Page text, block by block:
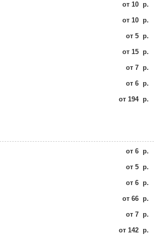
от 10 р.
от 10 р.
от 5 р.
от 15 р.
от 7 р.
от 6 р.
от 194 р.
от 6 р.
от 5 р.
от 6 р.
от 66 р.
от 7 р.
от 142 р.